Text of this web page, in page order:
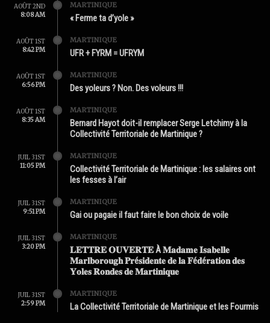
AOÛT 2ND
8:08 AM
MARTINIQUE
« Ferme ta d’yole »
AOÛT 1ST
8:42 PM
MARTINIQUE
UFR + FYRM = UFRYM
AOÛT 1ST
6:56 PM
MARTINIQUE
Des yoleurs ? Non. Des voleurs !!!
AOÛT 1ST
8:35 AM
MARTINIQUE
Bernard Hayot doit-il remplacer Serge Letchimy à la
Collectivité Territoriale de Martinique ?
JUIL 31ST
11:05 PM
MARTINIQUE
Collectivité Territoriale de Martinique : les salaires ont
les fesses à l’air
JUIL 31ST
9:51 PM
MARTINIQUE
Gai ou pagaie il faut faire le bon choix de voile
JUIL 31ST
3:20 PM
MARTINIQUE
𝐋𝐄𝐓𝐓𝐑𝐄 𝐎𝐔𝐕𝐄𝐑𝐓𝐄 À 𝐌𝐚𝐝𝐚𝐦𝐞 𝐈𝐬𝐚𝐛𝐞𝐥𝐥𝐞
𝐌𝐚𝐫𝐥𝐛𝐨𝐫𝐨𝐮𝐠𝐡 𝐏𝐫é𝐬𝐢𝐝𝐞𝐧𝐭𝐞 𝐝𝐞 𝐥𝐚 𝐅é𝐝é𝐫𝐚𝐭𝐢𝐨𝐧 𝐝𝐞𝐬
𝐘𝐨𝐥𝐞𝐬 𝐑𝐨𝐧𝐝𝐞𝐬 𝐝𝐞 𝐌𝐚𝐫𝐭𝐢𝐧𝐢𝐪𝐮𝐞
JUIL 31ST
2:59 PM
MARTINIQUE
La Collectivité Territoriale de Martinique et les Fourmis